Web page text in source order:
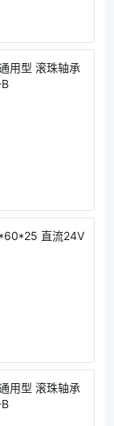
用型 滚珠轴承
直流24V
用型 滚珠轴承